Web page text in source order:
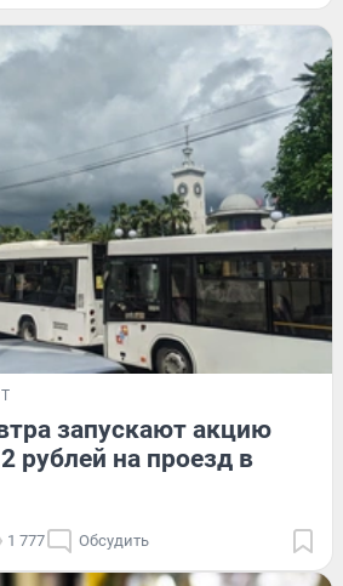
запускают акцию
рублей на проезд в
1 777 Обсудить